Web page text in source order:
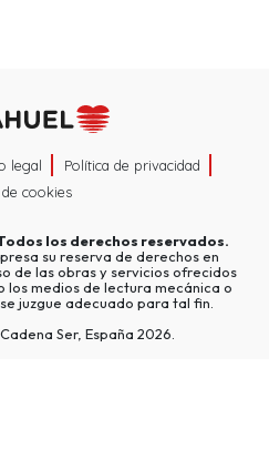
legal
Política de privacidad
cookies
los derechos reservados.
su reserva de derechos en
de las obras y servicios ofrecidos
medios de lectura mecánica o
juzgue adecuado para tal fin.
Ser, España 2026.